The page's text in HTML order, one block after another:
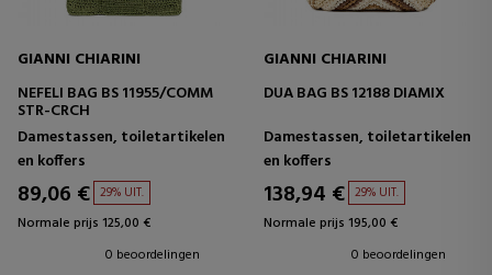
GIANNI CHIARINI
NEFELI BAG BS 11955/COMM
STR-CRCH
Damestassen, toiletartikelen
en koffers
89,06 € 29% UIT.
Normale prijs 125,00 €
0 beoordelingen
GIANNI CHIARINI
DUA BAG BS 12188 DIAMIX
Damestassen, toiletartikelen
en koffers
138,94 € 29% UIT.
Normale prijs 195,00 €
0 beoordelingen